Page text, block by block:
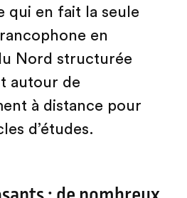
qui en fait la seule
en
Nord structurée
autour de
à distance pour
d’études.